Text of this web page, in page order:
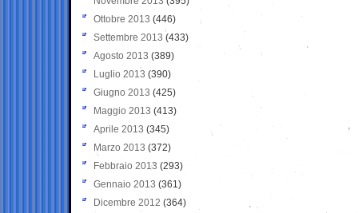
Ottobre 2013 (446)
Settembre 2013 (433)
Agosto 2013 (389)
Luglio 2013 (390)
Giugno 2013 (425)
Maggio 2013 (413)
Aprile 2013 (345)
Marzo 2013 (372)
Febbraio 2013 (293)
Gennaio 2013 (361)
Dicembre 2012 (364)